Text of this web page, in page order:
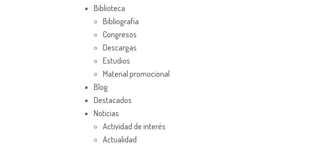
Biblioteca
Bibliografía
Congresos
Descargas
Estudios
Material promocional
Blog
Destacados
Noticias
Actividad de interés
Actualidad